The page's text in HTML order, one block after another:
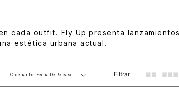
cada outfit. Fly Up presenta lanzamientos
estética urbana actual.
Ordenar Por Fecha De Release Filtrar